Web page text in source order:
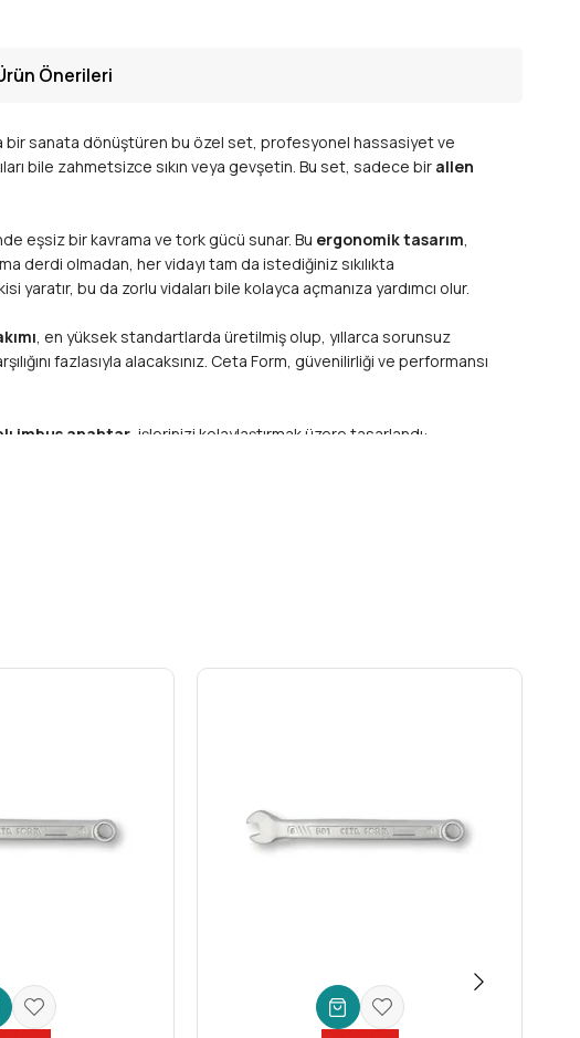
Önerileri
bir sanata dönüştüren bu özel set, profesyonel hassasiyet ve
bile zahmetsizce sıkın veya gevşetin. Bu set, sadece bir allen
eşsiz bir kavrama ve tork gücü sunar. Bu ergonomik tasarım,
derdi olmadan, her vidayı tam da istediğiniz sıkılıkta
bu da zorlu vidaları bile kolayca açmanıza yardımcı olur.
, en yüksek standartlarda üretilmiş olup, yıllarca sorunsuz
fazlasıyla alacaksınız. Ceta Form, güvenilirliği ve performansı
imbus anahtar , işlerinizi kolaylaştırmak üzere tasarlandı:
bakımaracı.
daha hızlı, daha güvenli ve daha konforlu yapmanız için
farkı hemen hissedeceksiniz.
Uzun ömürlü kullanımgarantisiyle